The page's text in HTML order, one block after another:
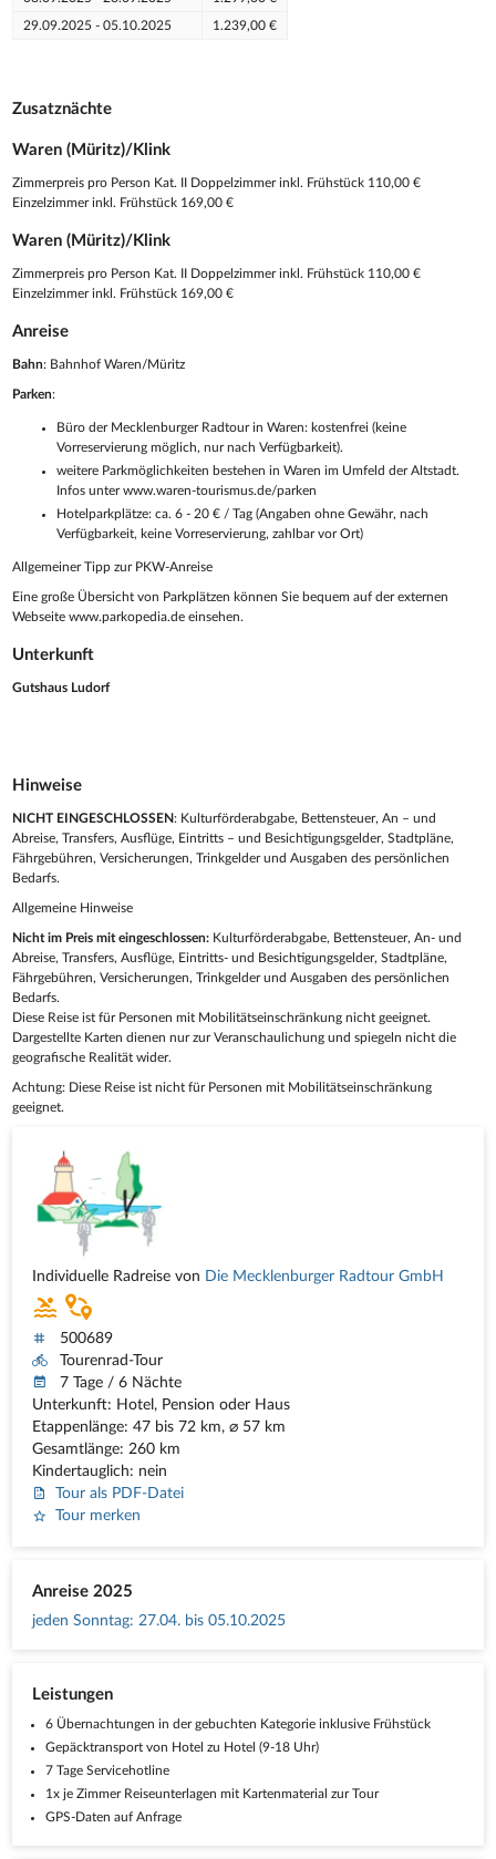
29.09.2025 - 05.10.2025 1.239,00 €
Zusatznächte
Waren (Müritz)/Klink
Zimmerpreis pro Person Kat. II Doppelzimmer inkl. Frühstück 110,00 €
Einzelzimmer inkl. Frühstück 169,00 €
Waren (Müritz)/Klink
Zimmerpreis pro Person Kat. II Doppelzimmer inkl. Frühstück 110,00 €
Einzelzimmer inkl. Frühstück 169,00 €
Anreise
Bahn: Bahnhof Waren/Müritz
Parken:
Büro der Mecklenburger Radtour in Waren: kostenfrei (keine
Vorreservierung möglich, nur nach Verfügbarkeit).
weitere Parkmöglichkeiten bestehen in Waren im Umfeld der Altstadt.
Infos unter www.waren-tourismus.de/parken
Hotelparkplätze: ca. 6 - 20 € / Tag (Angaben ohne Gewähr, nach
Verfügbarkeit, keine Vorreservierung, zahlbar vor Ort)
Allgemeiner Tipp zur PKW-Anreise
Eine große Übersicht von Parkplätzen können Sie bequem auf der externen
Webseite www.parkopedia.de einsehen.
Unterkunft
Gutshaus Ludorf
Hinweise
NICHT EINGESCHLOSSEN: Kulturförderabgabe, Bettensteuer, An – und
Abreise, Transfers, Ausflüge, Eintritts – und Besichtigungsgelder, Stadtpläne,
Fährgebühren, Versicherungen, Trinkgelder und Ausgaben des persönlichen
Bedarfs.
Allgemeine Hinweise
Nicht im Preis mit eingeschlossen: Kulturförderabgabe, Bettensteuer, An- und
Abreise, Transfers, Ausflüge, Eintritts- und Besichtigungsgelder, Stadtpläne,
Fährgebühren, Versicherungen, Trinkgelder und Ausgaben des persönlichen
Bedarfs.
Diese Reise ist für Personen mit Mobilitätseinschränkung nicht geeignet.
Dargestellte Karten dienen nur zur Veranschaulichung und spiegeln nicht die
geografische Realität wider.
Achtung: Diese Reise ist nicht für Personen mit Mobilitätseinschränkung
geeignet.
Individuelle Radreise von Die Mecklenburger Radtour GmbH
500689
Tourenrad-Tour
7 Tage / 6 Nächte
Unterkunft: Hotel, Pension oder Haus
Etappenlänge: 47 bis 72 km, ⌀ 57 km
Gesamtlänge: 260 km
Kindertauglich: nein
Tour als PDF-Datei
Tour merken
Anreise 2025
jeden Sonntag: 27.04. bis 05.10.2025
Leistungen
6 Übernachtungen in der gebuchten Kategorie inklusive Frühstück
Gepäcktransport von Hotel zu Hotel (9-18 Uhr)
7 Tage Servicehotline
1x je Zimmer Reiseunterlagen mit Kartenmaterial zur Tour
GPS-Daten auf Anfrage